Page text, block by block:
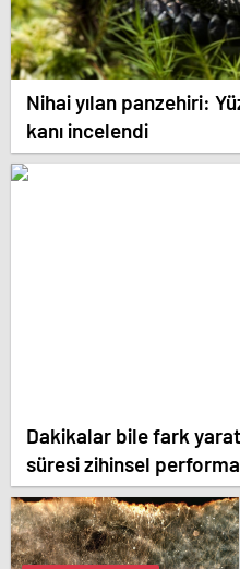
Nihai yılan panzehiri:
kanı incelendi
Dakikalar bile fark
süresi zihinsel